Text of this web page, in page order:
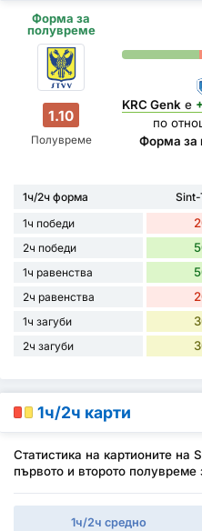
Форма за
полувреме
1.10
Полувреме
KRC Genk е
по
Форма за
1ч/2ч форма
1ч победи
2ч победи
1ч равенства
2ч равенства
1ч загуби
2ч загуби
1ч/2ч карти
Статистика на картионите на
първото и второто полувреме
1ч/2ч средно